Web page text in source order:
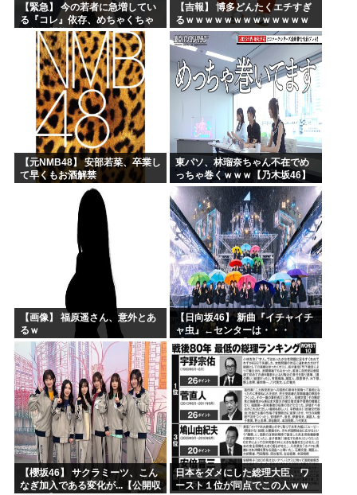
【緊急】 今の若者に急増してい
る『コレ』依存、めちゃくちゃ
深刻な模様w w w w w w w w w w
【吉報】 博多どんたくエチすぎ
るｗｗｗｗｗｗｗｗｗｗｗｗｗ
ｗｗ
【元NMB48】 安部若菜、卒業し
て早くもお酒解禁
東パソ、林瑠奈ちゃん不在でめ
っちゃ巻くｗｗｗ【乃木坂46】
【画像】 福原遥さん、意外とあ
るｗ
【日向坂46】 新曲『イチャイチ
ャ虫』←センターは・・・
【18thシングル】
【櫻坂46】 サクラミーツ、こん
なぎ加入である変化が...【公開収
日本をダメにした総理大臣、ワ
ースト１位が同点でこの人ｗｗ